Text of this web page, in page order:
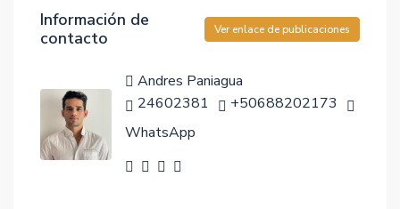
Información de
contacto
Ver enlace de publicaciones
Andres Paniagua
24602381
+50688202173
WhatsApp